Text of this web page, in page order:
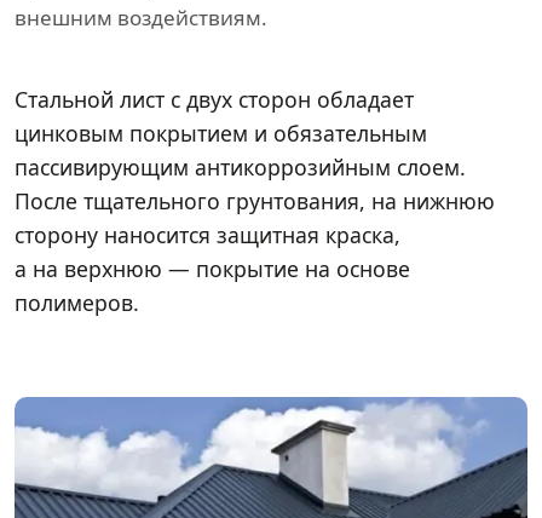
внешним воздействиям.
Стальной лист с двух сторон обладает
цинковым покрытием и обязательным
пассивирующим антикоррозийным слоем.
После тщательного грунтования, на нижнюю
сторону наносится защитная краска,
а на верхнюю — покрытие на основе
полимеров.